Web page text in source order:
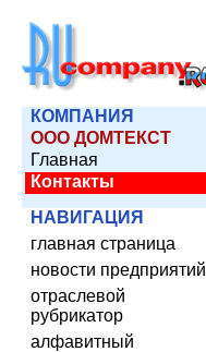
КОМПАНИЯ
ООО ДОМТЕКСТ
Главная
Контакты
НАВИГАЦИЯ
главная страница
новости предприятий
отраслевой
рубрикатор
алфавитный